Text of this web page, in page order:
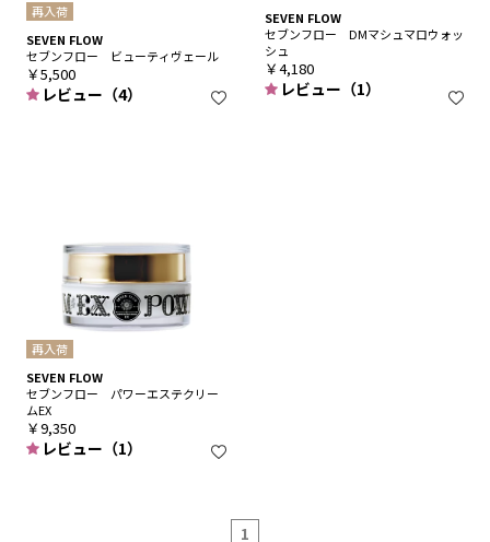
再入荷
SEVEN FLOW
セブンフロー ビューティヴェール
￥5,500
レビュー（4）
SEVEN FLOW
セブンフロー DMマシュマロウォッ
シュ
￥4,180
レビュー（1）
再入荷
SEVEN FLOW
セブンフロー パワーエステクリー
ムEX
￥9,350
レビュー（1）
1